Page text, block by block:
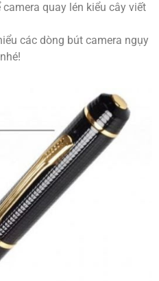
quay lén kiểu cây viết
các dòng bút camera ngụy